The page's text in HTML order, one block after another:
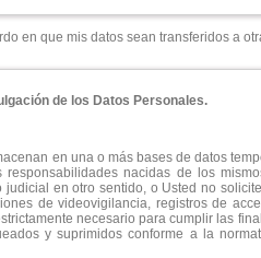
en que mis datos sean transferidos a
de los Datos Personales.
en una o más bases de datos
responsabilidades nacidas de los
en otro sentido, o Usted no
de videovigilancia, registros de
necesario para cumplir las
y suprimidos conforme a la